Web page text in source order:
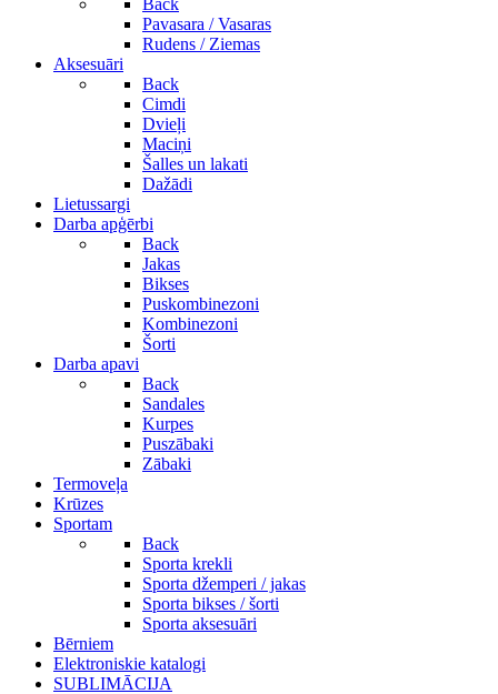
Back
Pavasara / Vasaras
Rudens / Ziemas
Aksesuāri
Back
Cimdi
Dvieļi
Maciņi
Šalles un lakati
Dažādi
Lietussargi
Darba apģērbi
Back
Jakas
Bikses
Puskombinezoni
Kombinezoni
Šorti
Darba apavi
Back
Sandales
Kurpes
Puszābaki
Zābaki
Termoveļa
Krūzes
Sportam
Back
Sporta krekli
Sporta džemperi / jakas
Sporta bikses / šorti
Sporta aksesuāri
Bērniem
Elektroniskie katalogi
SUBLIMĀCIJA